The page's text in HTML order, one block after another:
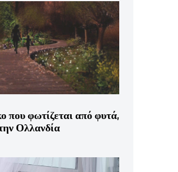
που φωτίζεται από φυτά,
Ολλανδία